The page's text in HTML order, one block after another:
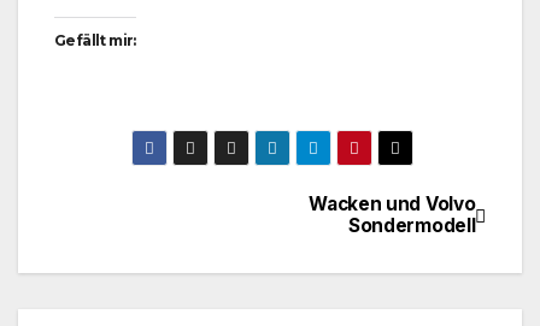
Gefällt mir:
Beitragsnavigation
Wacken und Volvo
Sondermodell